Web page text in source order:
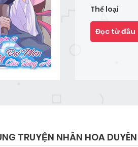
Thể loại
Đọc từ đầu
TRUYỆN NHÂN HOA